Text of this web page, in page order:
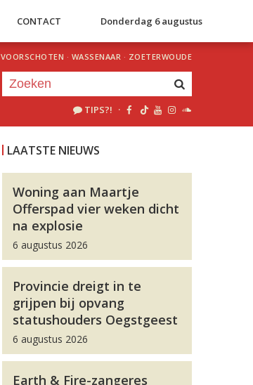
CONTACT Donderdag 6 augustus
VOORSCHOTEN · WASSENAAR · ZOETERWOUDE
TIPS?! ·
LAATSTE NIEUWS
Woning aan Maartje
Offerspad vier weken dicht
na explosie
6 augustus 2026
Provincie dreigt in te
grijpen bij opvang
statushouders Oegstgeest
6 augustus 2026
Earth & Fire-zangeres